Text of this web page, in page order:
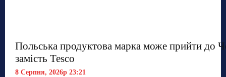
Польська продуктова марка може прийти до
замість Tesco
8 Серпня, 2026р 23:21